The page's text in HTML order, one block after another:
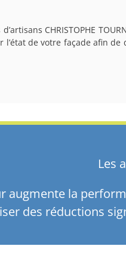
CHRISTOPHE
de votre façade afin
Les
augmente la
des réductions